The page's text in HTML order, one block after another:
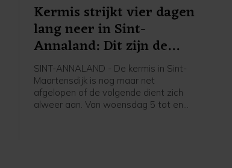
Kermis strijkt vier dagen
lang neer in Sint-
Annaland: Dit zijn de
openingstijden
SINT-ANNALAND - De kermis in Sint-
Maartensdijk is nog maar net
afgelopen of de volgende dient zich
alweer aan. Van woensdag 5 tot en